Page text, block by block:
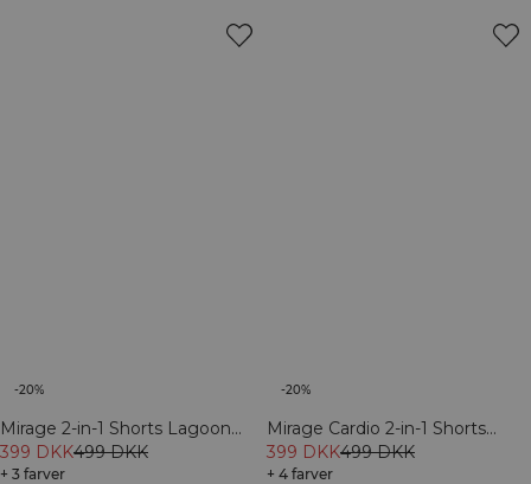
-20%
Mirage 2-in-1 Shorts Lagoon
Blue
399 DKK499 DKK
+ 3 farver
-20%
Mirage Cardio 2-in-1 Shorts
Black
399 DKK499 DKK
+ 4 farver